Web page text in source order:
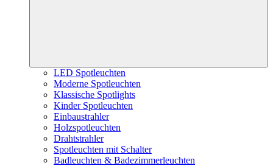
LED Spotleuchten
Moderne Spotleuchten
Klassische Spotlights
Kinder Spotleuchten
Einbaustrahler
Holzspotleuchten
Drahtstrahler
Spotleuchten mit Schalter
Badleuchten & Badezimmerleuchten